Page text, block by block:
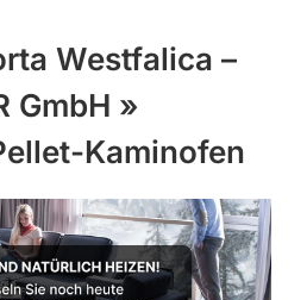
Westfalica –
GmbH »
Kaminofen